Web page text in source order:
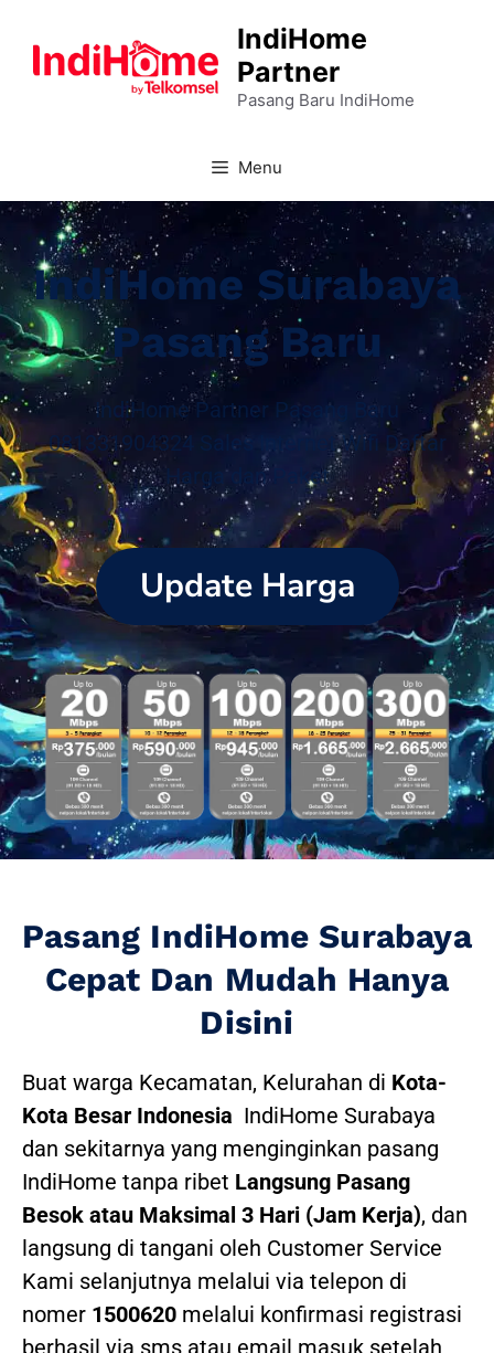
IndiHome
Partner
Pasang Baru IndiHome
Menu
IndiHome Surabaya
Pasang Baru
IndiHome Partner Pasang Baru
081331904324 Sales Internet Wifi Daftar
Harga dan Paket
Update Harga
Pasang IndiHome Surabaya
Cepat Dan Mudah Hanya
Disini
Buat warga Kecamatan, Kelurahan di Kota-
Kota Besar Indonesia IndiHome Surabaya
dan sekitarnya yang menginginkan pasang
IndiHome tanpa ribet Langsung Pasang
Besok atau Maksimal 3 Hari (Jam Kerja), dan
langsung di tangani oleh Customer Service
Kami selanjutnya melalui via telepon di
nomer 1500620 melalui konfirmasi registrasi